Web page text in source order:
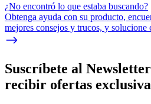
¿No encontró lo que estaba buscando?
Obtenga ayuda con su producto,
mejores consejos y trucos, y solucione
Suscríbete al
recibir ofertas